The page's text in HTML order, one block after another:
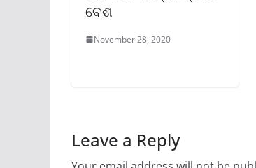
ବେଶ
November 28, 2020
Leave a Reply